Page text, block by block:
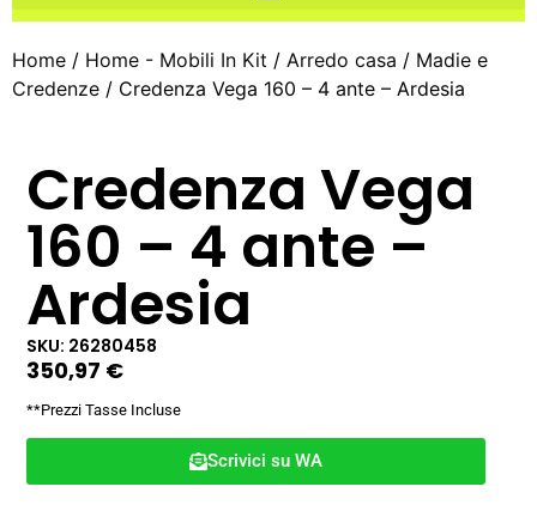
Home / Home - Mobili In Kit / Arredo casa / Madie e
Credenze / Credenza Vega 160 – 4 ante – Ardesia
Credenza Vega
160 – 4 ante –
Ardesia
SKU: 26280458
350,97 €
**Prezzi Tasse Incluse
Scrivici su WA